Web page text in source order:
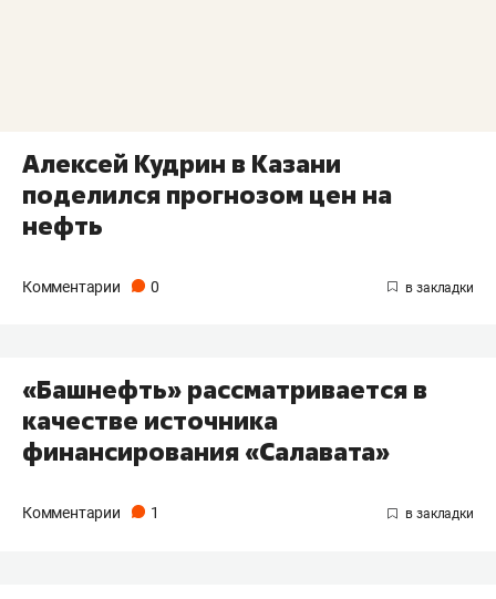
Алексей Кудрин в Казани
поделился прогнозом цен на
нефть
Комментарии 0
«Башнефть» рассматривается в
качестве источника
финансирования «Салавата»
Комментарии 1